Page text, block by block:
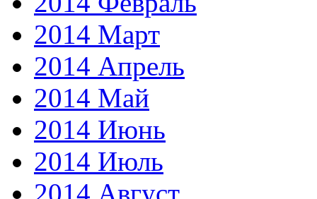
2014 Март
2014 Апрель
2014 Май
2014 Июнь
2014 Июль
2014 Август